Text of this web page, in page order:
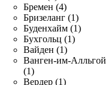
Бремен (4)
Бризеланг (1)
Буденхайм (1)
Бухгольц (1)
Вайден (1)
Ванген-им-Алльгой
(1)
Вердер (1)